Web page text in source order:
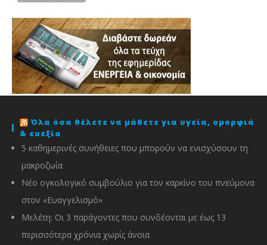
Όλα όσα θέλετε να μάθετε για υγεία, ομορφιά
& ευεξία
5 καθημερινές συνήθειες που μπορούν να ενισχύσουν τη
μακροζωία
Νέο ογκολογικό συμβούλιο για τον καρκίνο του πνεύμονα
στον «Ευαγγελισμό»
Μελέτη: Οι 3 παράγοντες που συνδέονται με έως 13
περισσότερα χρόνια χωρίς άνοια